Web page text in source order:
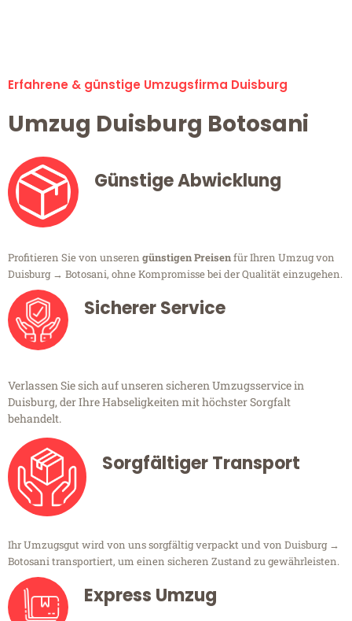
Erfahrene & günstige Umzugsfirma Duisburg
Umzug Duisburg Botosani
Günstige Abwicklung
Profitieren Sie von unseren günstigen Preisenfür Ihren Umzug von
Duisburg → Botosani, ohne Kompromisse bei der Qualität einzugehen.
Sicherer Service
Verlassen Sie sich auf unseren sicheren Umzugsservice in
Duisburg, der Ihre Habseligkeiten mit höchster Sorgfalt
behandelt.
Sorgfältiger Transport
Ihr Umzugsgut wird von uns sorgfältig verpackt und von Duisburg →
Botosani transportiert, um einen sicheren Zustand zu gewährleisten.
Express Umzug